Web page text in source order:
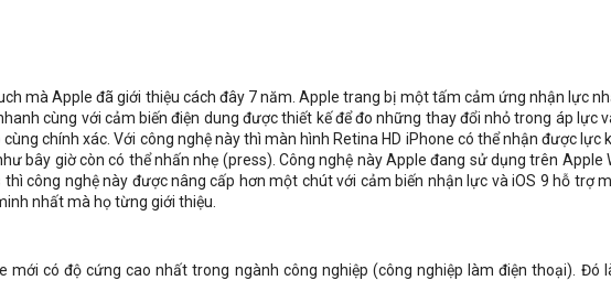
mà Apple đã giới thiệu cách đây 7 năm. Apple trang bị một tấm cảm ứng nhận lực
cùng với cảm biến điện dung được thiết kế để đo những thay đổi nhỏ trong áp lực
chính xác. Với công nghệ này thì màn hình Retina HD iPhone có thể nhận được
bây giờ còn có thể nhấn nhẹ (press). Công nghệ này Apple đang sử dụng trên
công nghệ này được nâng cấp hơn một chút với cảm biến nhận lực và iOS 9 hỗ trợ
nhất mà họ từng giới thiệu.
mới có độ cứng cao nhất trong ngành công nghiệp (công nghiệp làm điện thoại).